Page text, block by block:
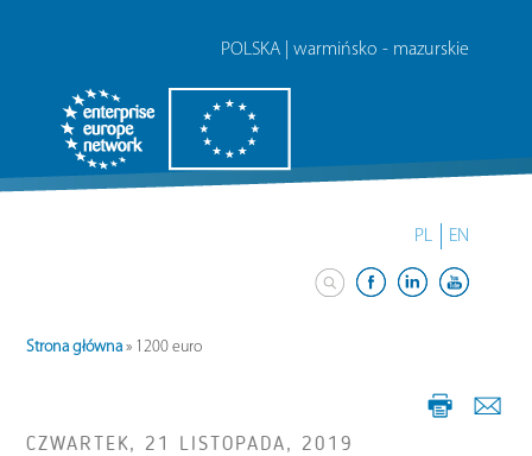
POLSKA | warmińsko - mazurskie
PL EN
Strona główna » 1200 euro
CZWARTEK, 21 LISTOPADA, 2019